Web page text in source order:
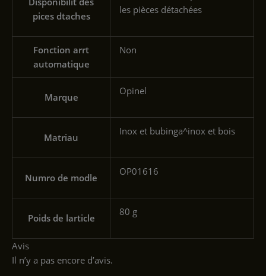
pices dtaches
les pièces détachées
Fonction arrt
automatique
‎Non
Marque
‎Opinel
Matriau
‎Inox et bubinga^inox et bois
Numro de modle
‎OP01616
Poids de larticle
‎80 g
Avis
Il n’y a pas encore d’avis.